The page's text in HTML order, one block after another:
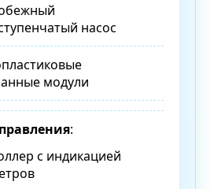
насос
модули
:
с индикацией